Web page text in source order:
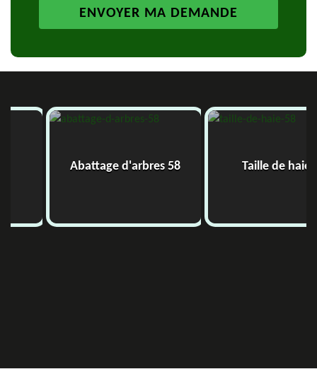
Abattage d'arbres 58 Taille de haie